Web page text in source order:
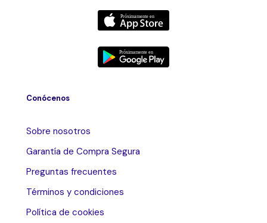
Conócenos
Sobre nosotros
Garantía de Compra Segura
Preguntas frecuentes
Términos y condiciones
Política de cookies